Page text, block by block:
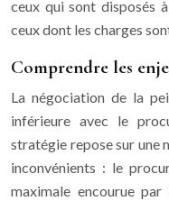
ceux qui sont disposés
ceux dont les charges
Comprendre les
La négociation de la
inférieure avec le
stratégie repose sur une
inconvénients : le
maximale encourue